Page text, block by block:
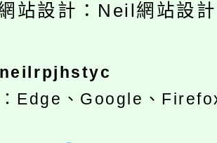
站設計：Neil網站設
neilrpjhstyc
Edge、Google、